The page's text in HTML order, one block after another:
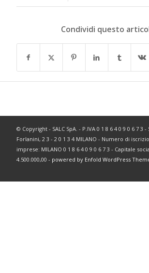
Condividi questo
© Copyright - SALC SpA. - P.IVA 0 1 8 6 4 0 9 0 6 7 3
Forlanini, 2 3 - 2 0 1 3 4 MILANO - Numero di
imprese: MILANO 0 1 8 6 4 0 9 0 6 7 3 - Capitale
4.500.000,00 - powered by Enfold WordPress